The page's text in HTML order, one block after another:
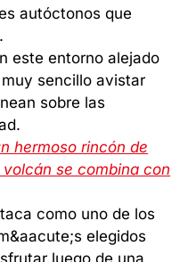
autóctonos que
este entorno alejado
sencillo avistar
sobre las
hermoso rincón de
se combina con